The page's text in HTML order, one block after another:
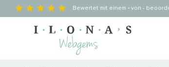
Bewertet mit einem - von -